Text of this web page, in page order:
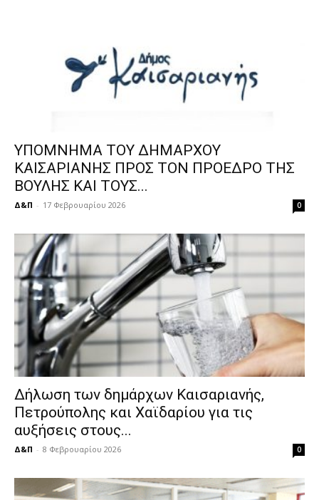
ΥΠΟΜΝΗΜΑ ΤΟΥ ΔΗΜΑΡΧΟΥ
ΚΑΙΣΑΡΙΑΝΗΣ ΠΡΟΣ ΤΟΝ ΠΡΟΕΔΡΟ ΤΗΣ
ΒΟΥΛΗΣ ΚΑΙ ΤΟΥΣ...
Δ&Π - 17 Φεβρουαρίου 2026 0
Δήλωση των δημάρχων Καισαριανής,
Πετρούπολης και Χαϊδαρίου για τις
αυξήσεις στους...
Δ&Π - 8 Φεβρουαρίου 2026 0